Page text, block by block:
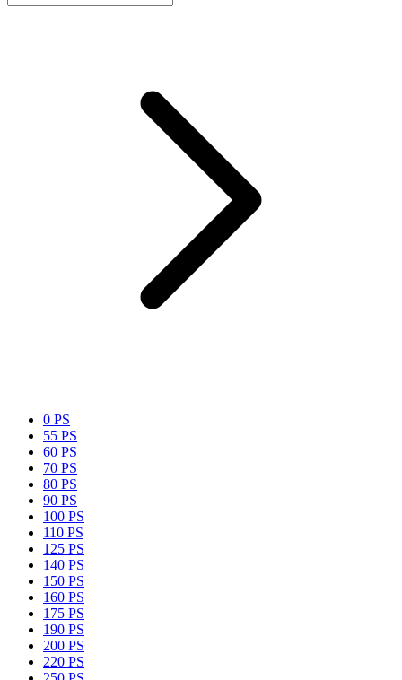
0 PS
55 PS
60 PS
70 PS
80 PS
90 PS
100 PS
110 PS
125 PS
140 PS
150 PS
160 PS
175 PS
190 PS
200 PS
220 PS